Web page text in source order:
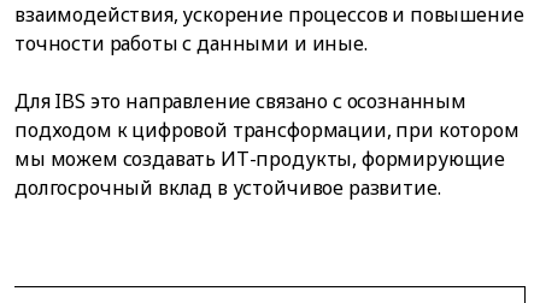
взаимодействия, ускорение процессов и повышение
точности работы с данными и иные.
Для IBS это направление связано с осознанным
подходом к цифровой трансформации, при котором
мы можем создавать ИТ-продукты, формирующие
долгосрочный вклад в устойчивое развитие.